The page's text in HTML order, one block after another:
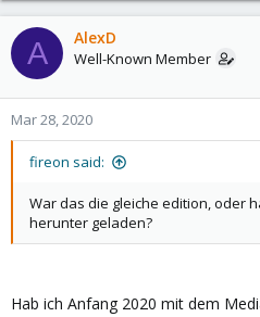
A AlexD
Well-Known Member
Mar 28, 2020
fireon said:
War das die gleiche edition, oder
herunter geladen?
Hab ich Anfang 2020 mit dem